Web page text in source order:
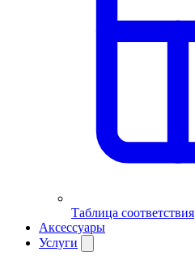
Таблица соответствия
Аксессуары
Услуги